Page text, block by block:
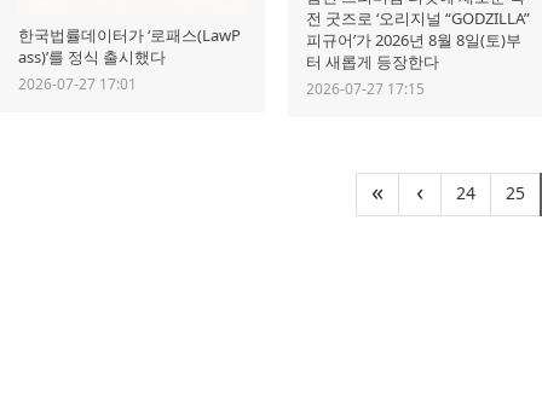
전 굿즈로 ‘오리지널 “GODZILLA”
피규어’가 2026년 8월 8일(토)부
터 새롭게 등장한다
2026-07-27 17:15
한국법률데이터가 ‘로패스(LawP
ass)’를 정식 출시했다
2026-07-27 17:01
« ‹ 24 25